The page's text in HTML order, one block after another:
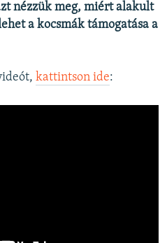
nézzük meg, miért alakult
a kocsmák támogatása a
kattintson ide: